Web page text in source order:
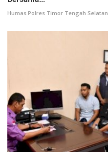
Humas Polres Timor Tengah Selatan